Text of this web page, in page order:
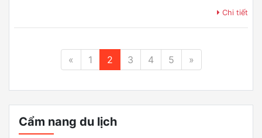
Cẩm nang du lịch
Chi tiết
« 1 2 3 4 5 »